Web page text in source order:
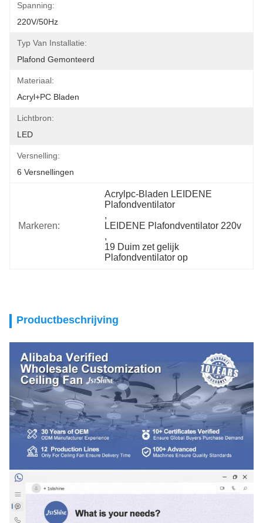
Spanning:
220V/50Hz
Typ Van Installatie:
Plafond Gemonteerd
Materiaal:
Acryl+PC Bladen
Lichtbron:
LED
Versnelling:
6 Versnellingen
Markeren:
Acrylpc-Bladen LEIDENE
Plafondventilator
,
LEIDENE Plafondventilator 220v
,
19 Duim zet gelijk
Plafondventilator op
Productbeschrijving